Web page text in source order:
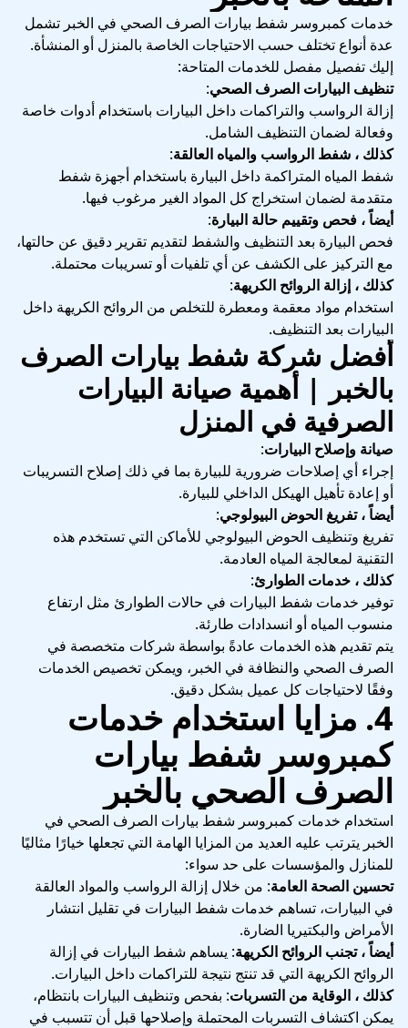
خدمات كمبروسر شفط بيارات الصرف الصحي في الخبر تشمل
عدة أنواع تختلف حسب الاحتياجات الخاصة بالمنزل أو المنشأة.
إليك تفصيل مفصل للخدمات المتاحة:
تنظيف البيارات الصرف الصحي:
إزالة الرواسب والتراكمات داخل البيارات باستخدام أدوات خاصة
وفعالة لضمان التنظيف الشامل.
كذلك ، شفط الرواسب والمياه العالقة:
شفط المياه المتراكمة داخل البيارة باستخدام أجهزة شفط
متقدمة لضمان استخراج كل المواد الغير مرغوب فيها.
أيضاً ، فحص وتقييم حالة البيارة:
فحص البيارة بعد التنظيف والشفط لتقديم تقرير دقيق عن حالتها،
مع التركيز على الكشف عن أي تلفيات أو تسريبات محتملة.
كذلك ، إزالة الروائح الكريهة:
استخدام مواد معقمة ومعطرة للتخلص من الروائح الكريهة داخل
البيارات بعد التنظيف.
أفضل شركة شفط بيارات الصرف
بالخبر | أهمية صيانة البيارات
الصرفية في المنزل
صيانة وإصلاح البيارات:
إجراء أي إصلاحات ضرورية للبيارة بما في ذلك إصلاح التسريبات
أو إعادة تأهيل الهيكل الداخلي للبيارة.
أيضاً ، تفريغ الحوض البيولوجي:
تفريغ وتنظيف الحوض البيولوجي للأماكن التي تستخدم هذه
التقنية لمعالجة المياه العادمة.
كذلك ، خدمات الطوارئ:
توفير خدمات شفط البيارات في حالات الطوارئ مثل ارتفاع
منسوب المياه أو انسدادات طارئة.
يتم تقديم هذه الخدمات عادةً بواسطة شركات متخصصة في
الصرف الصحي والنظافة في الخبر، ويمكن تخصيص الخدمات
وفقًا لاحتياجات كل عميل بشكل دقيق.
4. مزايا استخدام خدمات
كمبروسر شفط بيارات
الصرف الصحي بالخبر
استخدام خدمات كمبروسر شفط بيارات الصرف الصحي في
الخبر يترتب عليه العديد من المزايا الهامة التي تجعلها خيارًا مثاليًا
للمنازل والمؤسسات على حد سواء:
تحسين الصحة العامة: من خلال إزالة الرواسب والمواد العالقة
في البيارات، تساهم خدمات شفط البيارات في تقليل انتشار
الأمراض والبكتيريا الضارة.
أيضاً ، تجنب الروائح الكريهة: يساهم شفط البيارات في إزالة
الروائح الكريهة التي قد تنتج نتيجة للتراكمات داخل البيارات.
كذلك ، الوقاية من التسربات: بفحص وتنظيف البيارات بانتظام،
يمكن اكتشاف التسربات المحتملة وإصلاحها قبل أن تتسبب في